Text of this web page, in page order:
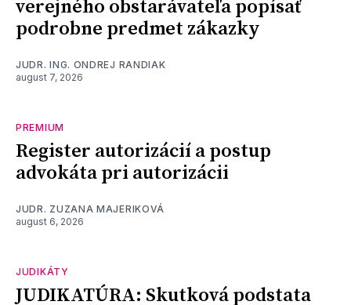
verejného obstarávateľa popísať
podrobne predmet zákazky
JUDR. ING. ONDREJ RANDIAK
august 7, 2026
PREMIUM
Register autorizácií a postup
advokáta pri autorizácii
JUDR. ZUZANA MAJERIKOVÁ
august 6, 2026
JUDIKÁTY
JUDIKATÚRA: Skutková podstata